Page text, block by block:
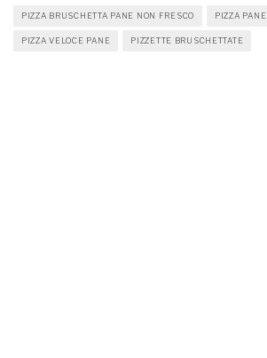
PIZZA BRUSCHETTA PANE NON FRESCO PIZZA PANE
PIZZA VELOCE PANE PIZZETTE BRUSCHETTATE